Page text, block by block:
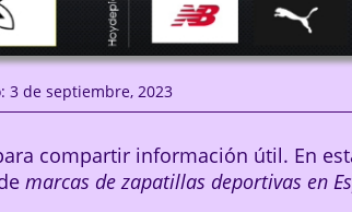
3 de septiembre, 2023
compartir información útil. En
marcas de zapatillas deportivas en